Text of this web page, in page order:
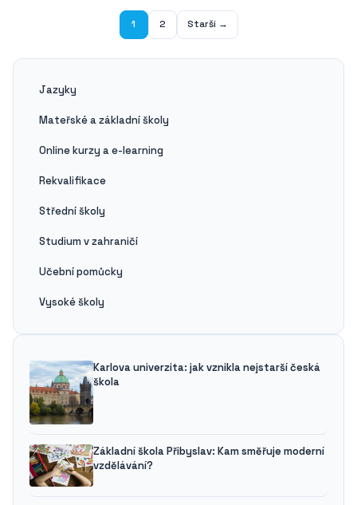
1 2 Starší →
Jazyky
Mateřské a základní školy
Online kurzy a e-learning
Rekvalifikace
Střední školy
Studium v zahraničí
Učební pomůcky
Vysoké školy
Karlova univerzita: jak vznikla nejstarší česká
škola
Základní škola Přibyslav: Kam směřuje moderní
vzdělávání?